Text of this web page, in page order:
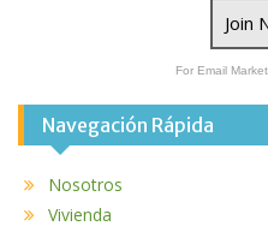
Join
For Email
Navegación Rápida
Nosotros
Vivienda